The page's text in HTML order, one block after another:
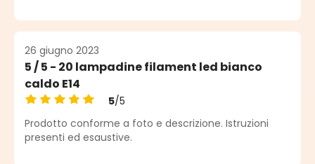
26 giugno 2023
5 / 5 - 20 lampadine filament led bianco
caldo E14
Valutazione media di 5 su 5 stelle
5/5
Prodotto conforme a foto e descrizione. Istruzioni
presenti ed esaustive.